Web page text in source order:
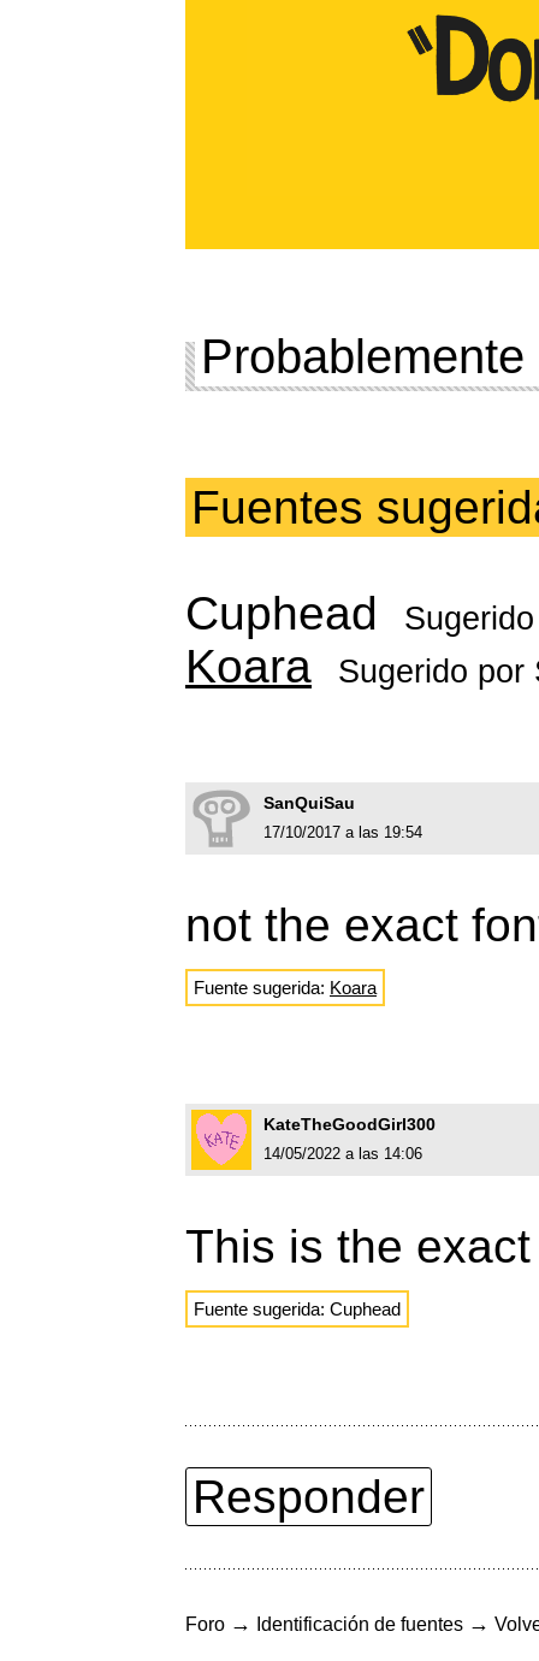
Fuentes
Cuphead
Koara Sugerido por
SanQuiSau
17/10/2017 a las 19:54
not the exact
Fuente sugerida: Koara
KateTheGoodGirl300
14/05/2022 a las 14:06
This is the
Fuente sugerida: Cuphead
Responder
Foro → Identificación de fuentes →